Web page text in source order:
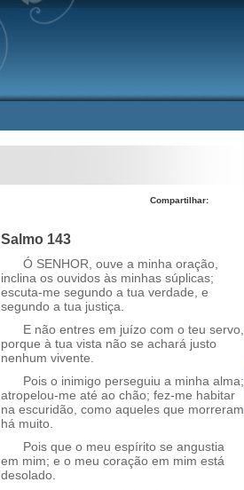
Compartilhar:
Salmo 143
Ó SENHOR, ouve a minha oração,
inclina os ouvidos às minhas súplicas;
escuta-me segundo a tua verdade, e
segundo a tua justiça.
E não entres em juízo com o teu servo,
porque à tua vista não se achará justo
nenhum vivente.
Pois o inimigo perseguiu a minha alma;
atropelou-me até ao chão; fez-me habitar
na escuridão, como aqueles que morreram
há muito.
Pois que o meu espírito se angustia
em mim; e o meu coração em mim está
desolado.